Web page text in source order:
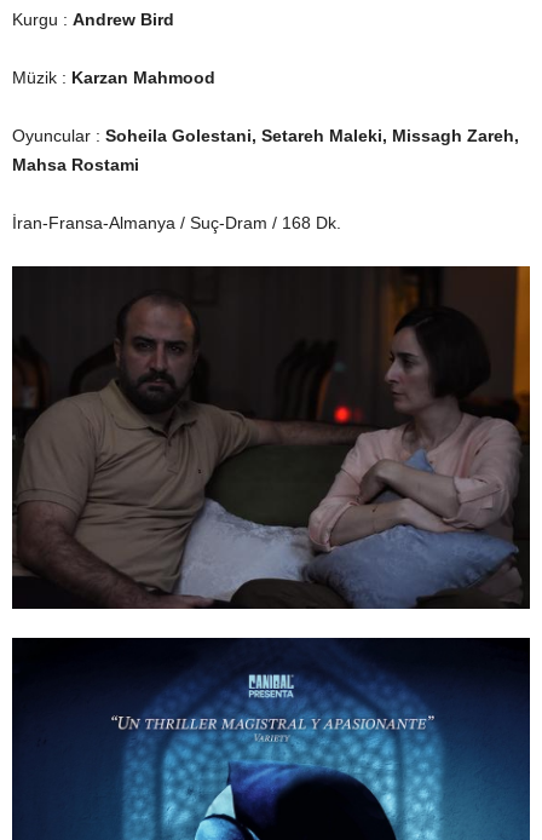
Kurgu : Andrew Bird
Müzik : Karzan Mahmood
Oyuncular : Soheila Golestani, Setareh Maleki, Missagh Zareh,
Mahsa Rostami
İran-Fransa-Almanya / Suç-Dram / 168 Dk.